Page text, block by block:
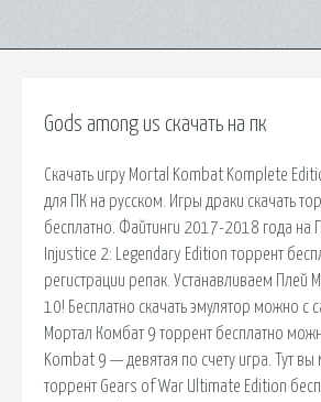
Gods among us скачать на пк
Скачать игру Mortal Kombat Komplete
для ПК на русском. Игры драки скачать
бесплатно. Файтинги 2017-2018 года на
Injustice 2: Legendary Edition торрент
регистрации репак. Устанавливаем Плей
10! Бесплатно скачать эмулятор можно с
Мортал Комбат 9 торрент бесплатно
Kombat 9 — девятая по счету игра. Тут вы
торрент Gears of War Ultimate Edition